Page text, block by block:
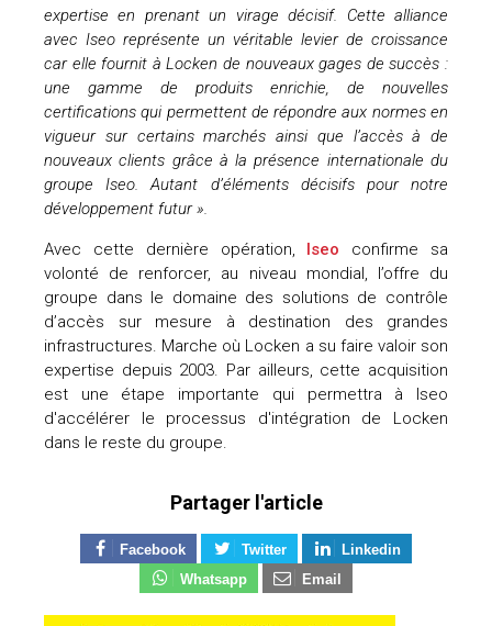
expertise en prenant un virage décisif. Cette alliance
avec Iseo représente un véritable levier de croissance
car elle fournit à Locken de nouveaux gages de succès :
une gamme de produits enrichie, de nouvelles
certifications qui permettent de répondre aux normes en
vigueur sur certains marchés ainsi que l’accès à de
nouveaux clients grâce à la présence internationale du
groupe Iseo. Autant d’éléments décisifs pour notre
développement futur ».
Avec cette dernière opération, Iseo
confirme sa
volonté de renforcer, au niveau mondial, l’offre du
groupe dans le domaine des solutions de contrôle
d’accès sur mesure à destination des grandes
infrastructures. Marche où Locken a su faire valoir son
expertise depuis 2003. Par ailleurs, cette acquisition
est une étape importante qui permettra à Iseo
d'accélérer le processus d'intégration de Locken
dans le reste du groupe.
Partager l'article
Facebook Twitter
Linkedin
Whatsapp
Email